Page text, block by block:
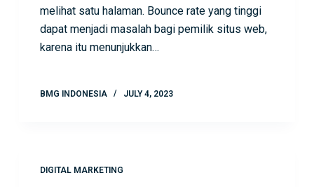
melihat satu halaman. Bounce rate yang tinggi
dapat menjadi masalah bagi pemilik situs web,
karena itu menunjukkan…
BMG INDONESIA JULY 4, 2023
DIGITAL MARKETING